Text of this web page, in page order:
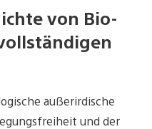
von Bio-
außerirdische
und der